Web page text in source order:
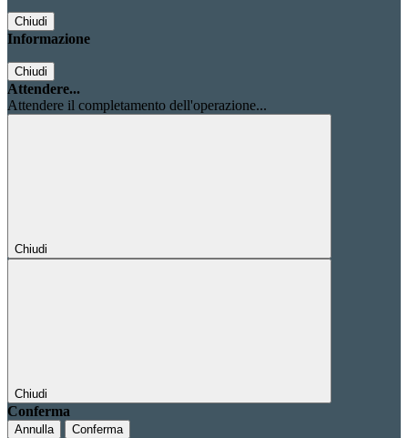
Chiudi
Informazione
Chiudi
Attendere...
Attendere il completamento dell'operazione...
Chiudi
Chiudi
Conferma
Annulla Conferma